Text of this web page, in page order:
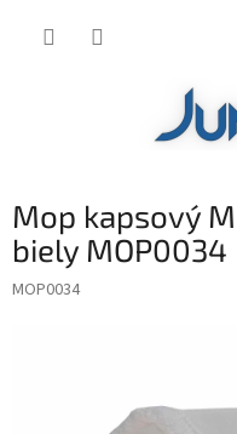
Mop kapsový
biely MOP0034
MOP0034